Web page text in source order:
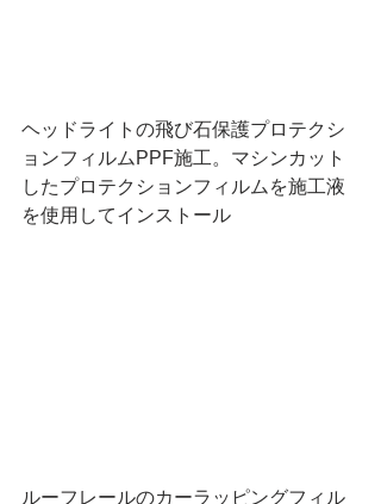
ヘッドライトの飛び石保護プロテクシ
ョンフィルムPPF施工。マシンカット
したプロテクションフィルムを施工液
を使用してインストール
ルーフレールのカーラッピングフィル